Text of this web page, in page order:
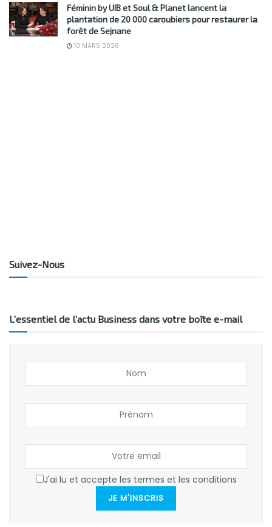
Féminin by UIB et Soul & Planet lancent la
plantation de 20 000 caroubiers pour restaurer la
forêt de Sejnane
10 MARS 2026
Suivez-Nous
L’essentiel de l’actu Business dans votre boîte e-mail
J'ai lu et accepte les termes et les conditions
JE M'INSCRIS